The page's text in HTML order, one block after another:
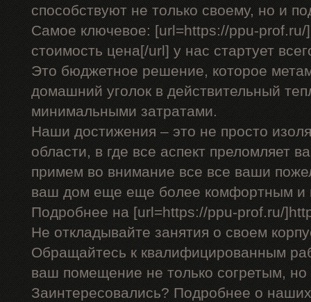
способствуют не только своему, но и
Самое ключевое: [url=https://ppu-
стоимость цена[/url] у нас стартует
Это бюджетное решение, которое
домашний уголок в действительный
минимальными затратами.
Наши достижения – это не просто
области, в где все аспект преломляет
примем во внимание все все ваши
ваш дом еще еще более комфортным и
Подробнее на [url=https://ppu-prof.ru/
Не откладывайте занятия о своем
Обращайтесь к квалифицированным
ваш помещение не только согретым,
Заинтересовались? Подробнее о